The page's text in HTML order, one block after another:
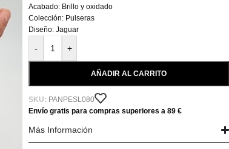
Acabado: Brillo y oxidado
Colección: Pulseras
Diseño: Jaguar
- +
AÑADIR AL CARRITO
SKU: PANPESL080
Envío gratis para compras superiores a 89 €
Más Información